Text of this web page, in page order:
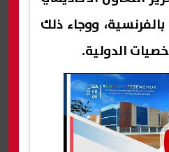
ووجاء ذلك
الدولية.